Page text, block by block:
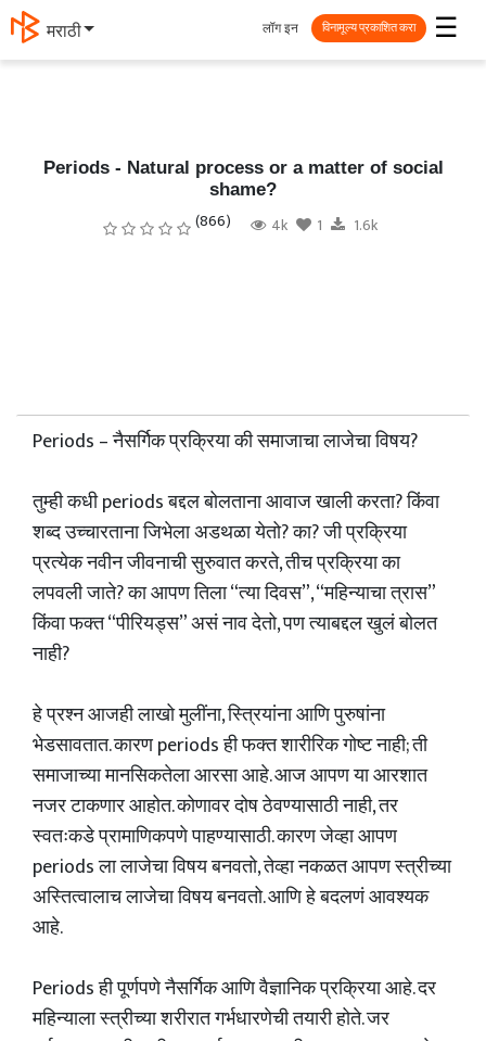
मराठी ☰
लॉग इन विनामूल्य प्रकाशित करा
Periods - Natural process or a matter of social
shame?
(866) 4k 1 1.6k
Periods – नैसर्गिक प्रक्रिया की समाजाचा लाजेचा विषय?
तुम्ही कधी periods बद्दल बोलताना आवाज खाली करता? किंवा
शब्द उच्चारताना जिभेला अडथळा येतो? का? जी प्रक्रिया
प्रत्येक नवीन जीवनाची सुरुवात करते, तीच प्रक्रिया का
लपवली जाते? का आपण तिला “त्या दिवस”, “महिन्याचा त्रास”
किंवा फक्त “पीरियड्स” असं नाव देतो, पण त्याबद्दल खुलं बोलत
नाही?
हे प्रश्न आजही लाखो मुलींना, स्त्रियांना आणि पुरुषांना
भेडसावतात. कारण periods ही फक्त शारीरिक गोष्ट नाही; ती
समाजाच्या मानसिकतेला आरसा आहे. आज आपण या आरशात
नजर टाकणार आहोत. कोणावर दोष ठेवण्यासाठी नाही, तर
स्वतःकडे प्रामाणिकपणे पाहण्यासाठी. कारण जेव्हा आपण
periods ला लाजेचा विषय बनवतो, तेव्हा नकळत आपण स्त्रीच्या
अस्तित्वालाच लाजेचा विषय बनवतो. आणि हे बदलणं आवश्यक
आहे.
Periods ही पूर्णपणे नैसर्गिक आणि वैज्ञानिक प्रक्रिया आहे. दर
महिन्याला स्त्रीच्या शरीरात गर्भधारणेची तयारी होते. जर